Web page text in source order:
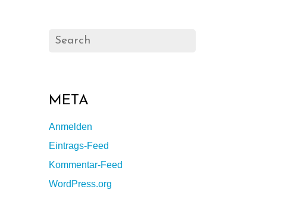
META
Anmelden
Eintrags-Feed
Kommentar-Feed
WordPress.org